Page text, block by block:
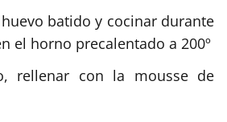
batido y cocinar durante
el horno precalentado a 200º
rellenar con la mousse de